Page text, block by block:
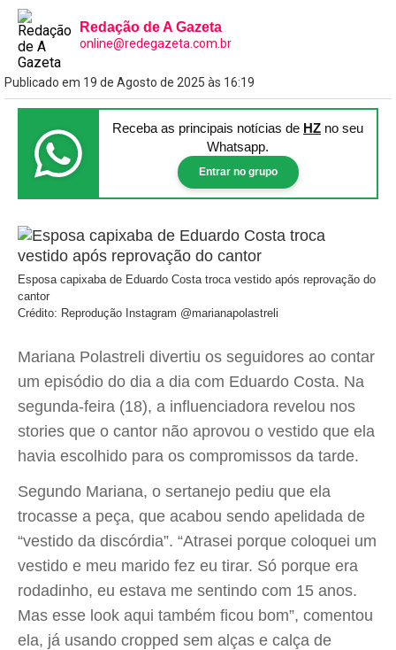
Redação de A Gazeta
online@redegazeta.com.br
Publicado em 19 de Agosto de 2025 às 16:19
Receba as principais notícias de HZ no seu
Whatsapp.
Entrar no grupo
Esposa capixaba de Eduardo Costa troca vestido após reprovação do
cantor
Crédito: Reprodução Instagram @marianapolastreli
Mariana Polastreli divertiu os seguidores ao contar
um episódio do dia a dia com Eduardo Costa. Na
segunda-feira (18), a influenciadora revelou nos
stories que o cantor não aprovou o vestido que ela
havia escolhido para os compromissos da tarde.
Segundo Mariana, o sertanejo pediu que ela
trocasse a peça, que acabou sendo apelidada de
“vestido da discórdia”. “Atrasei porque coloquei um
vestido e meu marido fez eu tirar. Só porque era
rodadinho, eu estava me sentindo com 15 anos.
Mas esse look aqui também ficou bom”, comentou
ela, já usando cropped sem alças e calça de